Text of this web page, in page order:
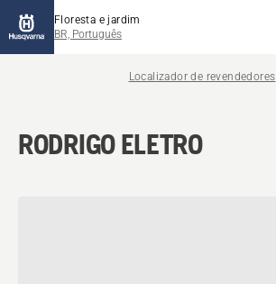
Floresta e jardim
BR, Português
Localizador de revendedores
RODRIGO ELETRO